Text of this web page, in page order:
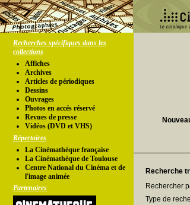
Recherches spécifiques dans les
collections
Affiches
Archives
Articles de périodiques
Dessins
Ouvrages
Photos en accés réservé
Revues de presse
Vidéos (DVD et VHS)
Répertoires
La Cinémathèque française
La Cinémathèque de Toulouse
Centre National du Cinéma et de
l'image animée
Partenaires
Recherche
Rechercher
Type de